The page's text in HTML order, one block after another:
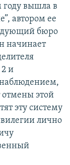
году вышла в
автором ее
бюро
начинает
2 и
отмены этой
эту систему
лично